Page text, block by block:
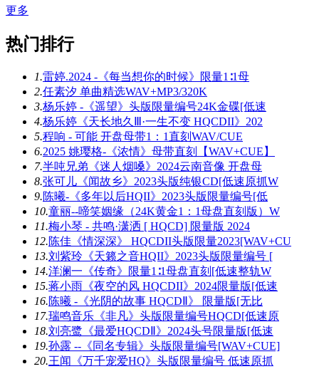
更多
热门排行
1.雷婷.2024 -《每当想你的时候》限量1∶1母
2.任素汐 单曲精选WAV+MP3/320K
3.杨乐婷 -《遥望》头版限量编号24K金碟[低速
4.杨乐婷《天长地久Ⅲ·一生不变 HQCDII》202
5.程响 - 可能 开盘母带1：1直刻WAV/CUE
6.2025 姚璎格-《浓情》母带直刻【WAV+CUE】
7.半吨兄弟《迷人烟嗓》2024云南音像 开盘母
8.张可儿《闻故乡》2023头版纯银CD[低速原抓W
9.陈曦-《多年以后HQII》2023头版限量编号[低
10.童丽--啼笑姻缘（24K黄金1：1母盘直刻版）W
11.梅小琴 - 共鸣·潇洒 [ HQCD] 限量版 2024
12.陈佳《情深深》 HQCDII头版限量2023[WAV+CU
13.刘紫玲《天籁之音HQII》2023头版限量编号 [
14.洋澜一《传奇》限量1∶1母盘直刻[低速整轨W
15.蒋小雨《夜空的风 HQCDII》2024限量版[低速
16.陈曦 -《光阴的故事 HQCDⅡ》 限量版[无比
17.瑞鸣音乐《非凡》头版限量编号HQCD[低速原
18.刘亮鹭《最爱HQCDⅡ》2024头号限量版[低速
19.孙露 --《同名专辑》头版限量编号[WAV+CUE]
20.王闻《万千宠爱HQ》头版限量编号 低速原抓